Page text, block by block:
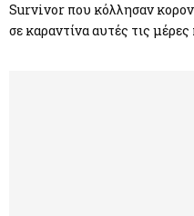
Survivor που κόλλησαν
σε καραντίνα αυτές τις μέρες